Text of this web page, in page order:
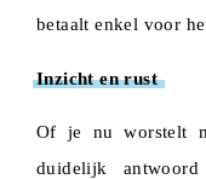
betaalt enkel voor
Inzicht en rust
Of je nu worstelt
duidelijk